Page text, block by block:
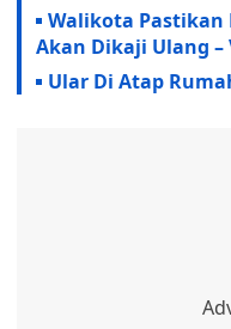
Walikota Pastikan
Akan Dikaji Ulang –
Ular Di Atap